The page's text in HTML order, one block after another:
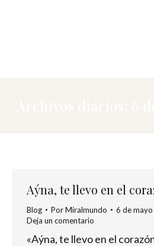
Aýna, te llevo en el
Blog PorMiralmundo
6 de
Deja un comentario
«Aýna, te llevo en el